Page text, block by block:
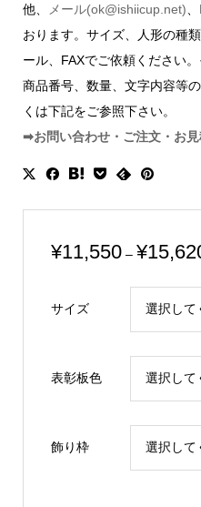
他、
メール(ok@ishiicup.net)
おります。サイズ、人形の種
ール、FAXでご依頼ください
商品番号、数量、文字内容等
くは下記をご参照下さい。
➡お問い合わせ・ご注文・お
¥11,550 – ¥
サイズ
表彰板色
飾り枠